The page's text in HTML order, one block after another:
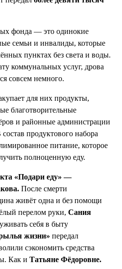
фонда — это одинокие
семьи и инвалиды, которые
пунктах без света и воды.
коммунальных услуг, дрова
совсем немного.
для них продукты,
благотворительные
и районные администрации
продуктового набора
питание, которое
полноценную еду.
«Подари еду» —
После смерти
живёт одна и без помощи
перелом руки, Сания
себя в быту
жизни» передал
сэкономить средства
Как и Татьяне Фёдоровне.